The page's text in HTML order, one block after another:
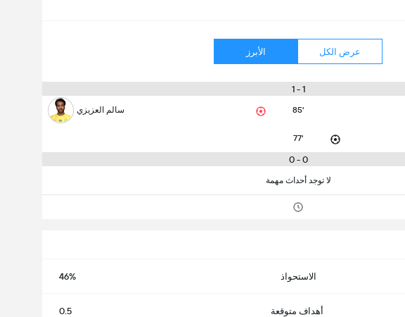
عرض الكل الأبرز
1 - 1
85' سالم العزيزي
77'
0 - 0
لا توجد أحداث مهمة
الاستحواذ 46%
أهداف متوقعة 0.5